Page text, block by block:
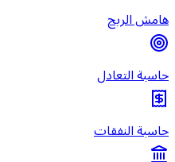
هامش الربح
حاسبة التعادل
حاسبة النفقات